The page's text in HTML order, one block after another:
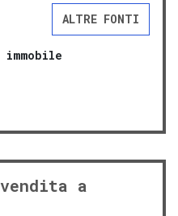
ALTRE FONTI
immobile
a